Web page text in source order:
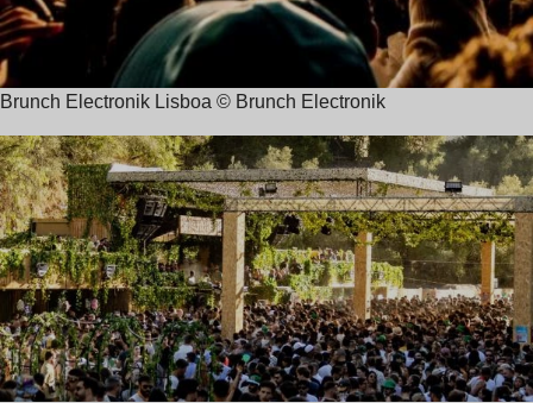
Brunch Electronik Lisboa © Brunch Electronik